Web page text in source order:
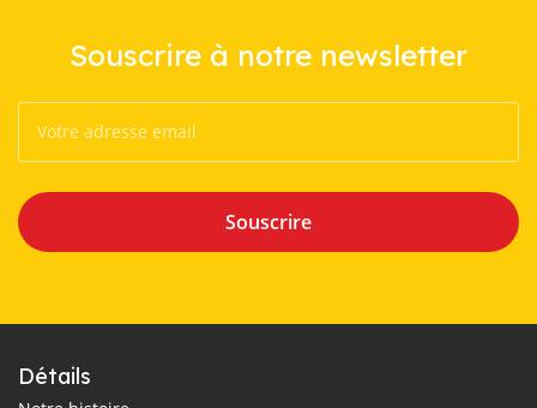
Souscrire à notre newsletter
Souscrire
Détails